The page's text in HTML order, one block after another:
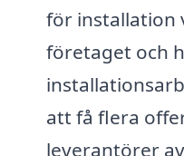
för installation
företaget och
att få flera
leverantörer